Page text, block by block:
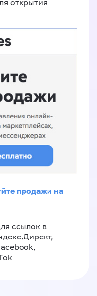
открытия
продажи на
ссылок в